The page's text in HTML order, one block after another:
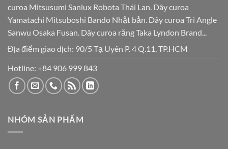
curoa Mitsusumi Sanlux Robota Thái Lan. Dây curoa
Yamatachi Mitsuboshi Bando Nhật bản. Dây curoa Tri Angle
Sanwu Osaka Fusan. Dây curoa răng Taka Lyndon Brand...
Địa điểm giao dịch: 90/5 Tạ Uyên P. 4 Q.11, TP.HCM
Hotline: +84 906 999 843
NHÓM SẢN PHẨM